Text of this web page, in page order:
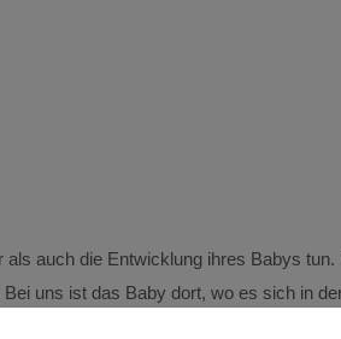
auch die Entwicklung ihres Babys
uns ist das Baby dort, wo es sich in
und genießt die bewegten